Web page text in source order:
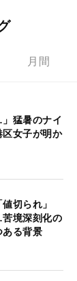
月間
猛暑のナイ
女子が明か
切られ」
苦境深刻化の
ある背景